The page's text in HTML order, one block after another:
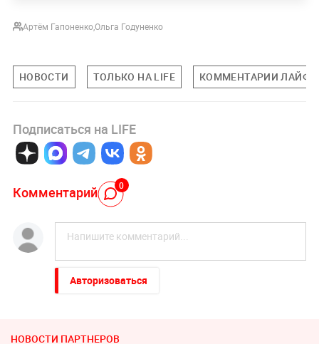
Артём Гапоненко,Ольга Годуненко
НОВОСТИ ТОЛЬКО НА LIFE КОММЕНТАРИИ ЛАЙФУ
Подписаться на LIFE
Комментарий 0
Авторизоваться
НОВОСТИ ПАРТНЕРОВ